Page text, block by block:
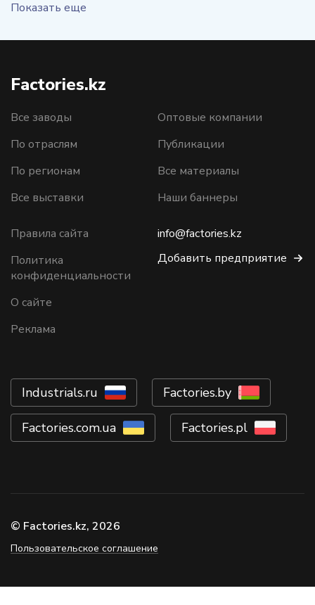
Показать еще
Factories.kz
Все заводы
По отраслям
По регионам
Все выставки
Оптовые компании
Публикации
Все материалы
Наши баннеры
Правила сайта
Политика
конфиденциальности
О сайте
Реклама
info@factories.kz
Добавить предприятие
Industrials.ru Factories.by
Factories.com.ua Factories.pl
© Factories.kz, 2026
Пользовательское соглашение